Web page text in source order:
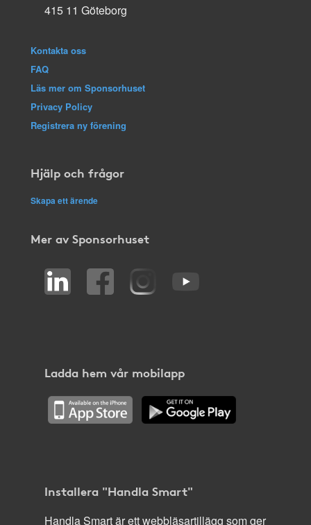
415 11 Göteborg
Kontakta oss
FAQ
Läs mer om Sponsorhuset
Privacy Policy
Registrera ny förening
Hjälp och frågor
Skapa ett ärende
Mer av Sponsorhuset
Ladda hem vår mobilapp
Installera "Handla Smart"
Handla Smart är ett webbläsartillägg som ger